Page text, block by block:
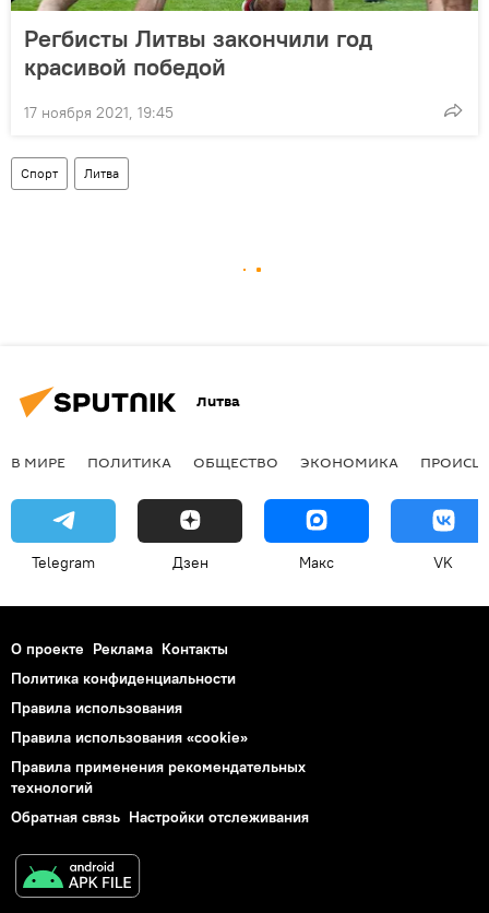
Регбисты Литвы закончили год
красивой победой
17 ноября 2021, 19:45
Спорт Литва
Литва
В МИРЕ ПОЛИТИКА ОБЩЕСТВО ЭКОНОМИКА
Telegram Дзен Макс VK
О проекте Реклама Контакты
Политика конфиденциальности
Правила использования
Правила использования «cookie»
Правила применения рекомендательных
технологий
Обратная связь Настройки отслеживания